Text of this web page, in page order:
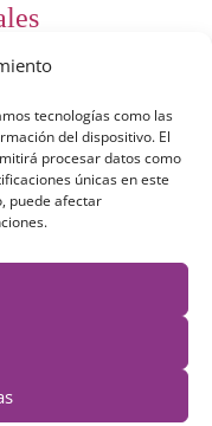
tecnologías como las
del dispositivo. El
procesar datos como
únicas en este
puede afectar